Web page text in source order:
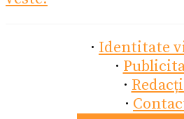
· Identitate
·
·
·